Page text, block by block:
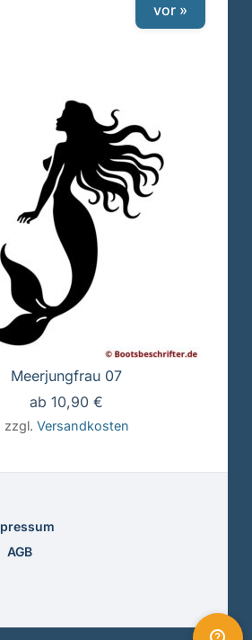
vor »
Meerjungfrau 07
ab 10,90 €
zzgl. Versandkosten
AGB